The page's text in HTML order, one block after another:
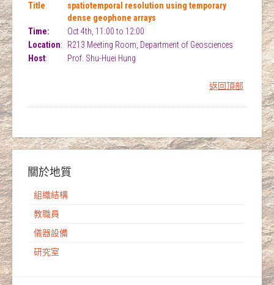
Title:
spatiotemporal resolution using temporary
dense geophone arrays
Time:
Oct 4th, 11:00 to 12:00
Location:
R213 Meeting Room, Department of Geosciences
Host: Prof. Shu-Huei Hung
返回頂部
關於地質
組織結構
教職員
儀器設備
研究室